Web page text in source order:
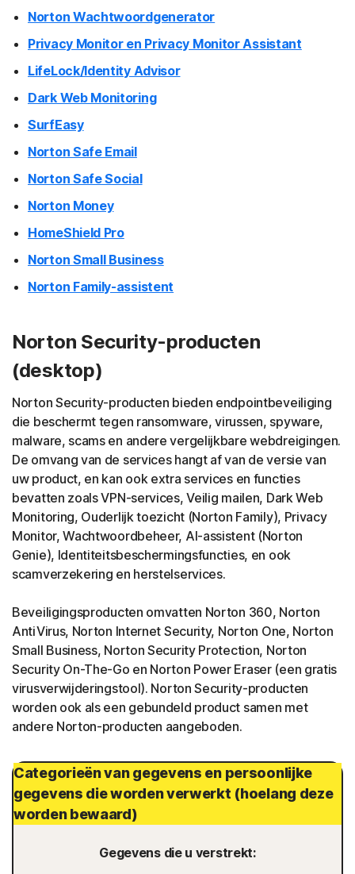
Norton Wachtwoordgenerator
Privacy Monitor en Privacy Monitor Assistant
LifeLock/Identity Advisor
Dark Web Monitoring
SurfEasy
Norton Safe Email
Norton Safe Social
Norton Money
HomeShield Pro
Norton Small Business
Norton Family-assistent
Norton Security-producten
(desktop)
Norton Security-producten bieden endpointbeveiliging
die beschermt tegen ransomware, virussen, spyware,
malware, scams en andere vergelijkbare webdreigingen.
De omvang van de services hangt af van de versie van
uw product, en kan ook extra services en functies
bevatten zoals VPN-services, Veilig mailen, Dark Web
Monitoring, Ouderlijk toezicht (Norton Family), Privacy
Monitor, Wachtwoordbeheer, AI-assistent (Norton
Genie), Identiteitsbeschermingsfuncties, en ook
scamverzekering en herstelservices.
Beveiligingsproducten omvatten Norton 360, Norton
AntiVirus, Norton Internet Security, Norton One, Norton
Small Business, Norton Security Protection, Norton
Security On-The-Go en Norton Power Eraser (een gratis
virusverwijderingstool). Norton Security-producten
worden ook als een gebundeld product samen met
andere Norton-producten aangeboden.
Categorieën van gegevens en persoonlijke
gegevens die worden verwerkt (hoelang deze
worden bewaard)
Gegevens die u verstrekt: